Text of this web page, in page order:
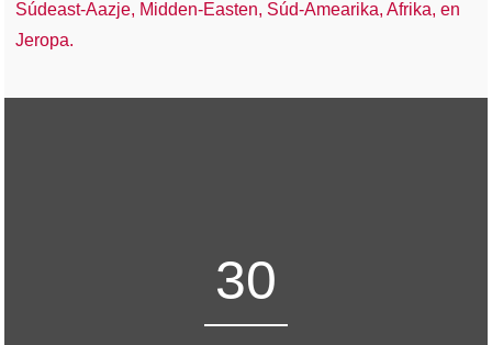
Súdeast-Aazje, Midden-Easten, Súd-Amearika, Afrika, en
Jeropa.
30